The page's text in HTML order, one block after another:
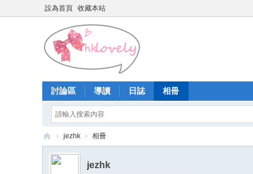
設為首頁 收藏本站
討論區 導讀 日誌 相冊
香
› jezhk › 相冊
jezhk